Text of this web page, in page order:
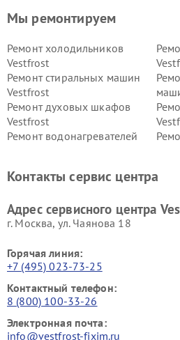
Мы ремонтируем
Ремонт холодильников
Vestfrost
Ремонт стиральных машин
Vestfrost
Ремонт духовых шкафов
Vestfrost
Ремонт водонагревателей
Vestfrost
Контакты сервис центра
Адрес сервисного центра
г. Москва, ул. Чаянова 18
Горячая линия:
+7 (495) 023-73-25
Контактный телефон:
8 (800) 100-33-26
Электронная почта:
info@vestfrost-fixim.ru